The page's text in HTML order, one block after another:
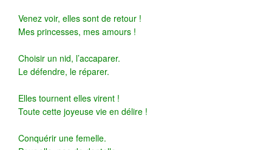
Venez voir, elles sont de retour !
Mes princesses, mes amours !
Choisir un nid, l’accaparer.
Le défendre, le réparer.
Elles tournent elles virent !
Toute cette joyeuse vie en délire !
Conquérir une femelle.